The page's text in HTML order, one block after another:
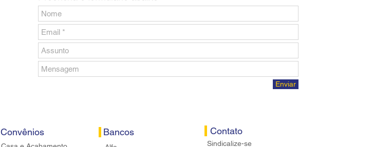
Enviar
Convênios Bancos Contato
Sindicalize-se